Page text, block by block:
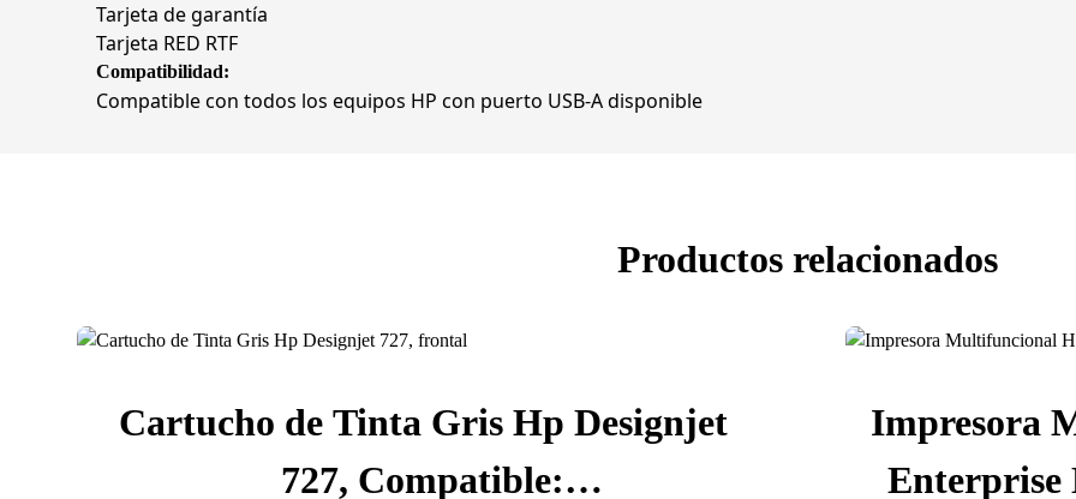
Tarjeta de garantía
Tarjeta RED RTF
Compatibilidad:
Compatible con todos los equipos HP con puerto USB-A disponible
Productos relacionados
Cartucho de Tinta Gris Hp Designjet
727, Compatible:
Impresora
Enterprise